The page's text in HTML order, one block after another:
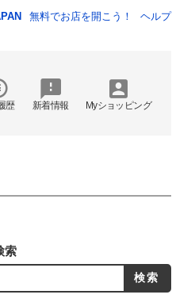
無料でお店を開こう！
ヘルプ
歴 新着情報 Myショッピング
索